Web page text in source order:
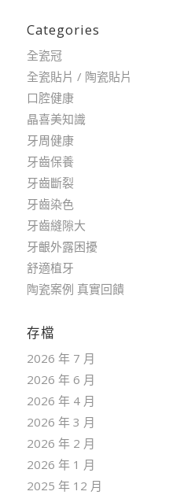
Categories
全瓷冠
全瓷貼片 / 陶瓷貼片
口腔健康
晶喜美知識
牙周健康
牙齒保養
牙齒斷裂
牙齒染色
牙齒縫隙大
牙齦外露困擾
舒適植牙
陶瓷案例 真實回饋
存檔
2026 年 7 月
2026 年 6 月
2026 年 4 月
2026 年 3 月
2026 年 2 月
2026 年 1 月
2025 年 12 月